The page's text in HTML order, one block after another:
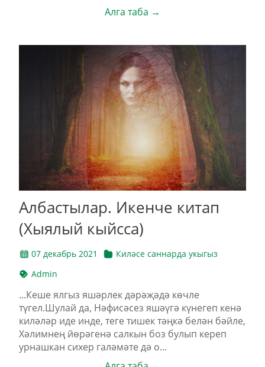
Алга таба →
Албастылар. Икенче китап
(Хыялый кыйсса)
07 декабрь 2021
Киләсе саннарда укыгыз
Admin
...Кеше ялгыз яшәрлек дәрәҗәдә көчле
түгел.Шулай да, Нәфисәсез яшәүгә күнегеп кенә
киләләр иде инде, теге тишек тәңкә белән бәйле,
Хәлимнең йөрәгенә салкын боз булып кереп
урнашкан сихер галәмәте дә о...